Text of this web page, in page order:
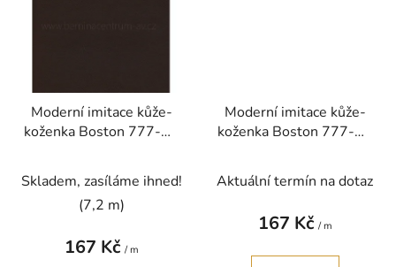
Moderní imitace kůže-
koženka Boston 777-26
bez PVC
Skladem, zasíláme ihned!
(7,2 m)
167 Kč / m
Moderní imitace kůže-
koženka Boston 777-27
Aktuální termín na dotaz
167 Kč / m